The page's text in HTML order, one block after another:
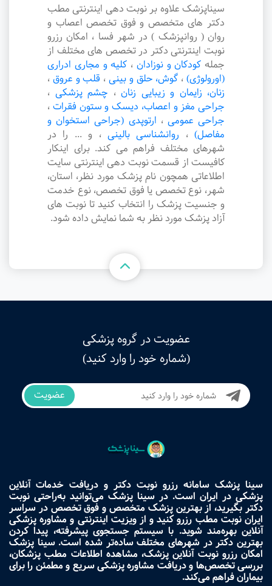
سیناپزشک علاوه بر نوبت دهی اینترنتی مطب
دکتر های متخصص و فوق تخصص اعصاب و
روان ( روانپزشک ) در شهر فسا ، امکان رزرو
نوبت اینترنتی دکتر در تخصص های مختلف از
جمله کودکان و نوزادان ، کلیه و مجاری ادراری
(اورولوژی) ، گوش، حلق و بینی ، قلب و عروق ،
زنان، زایمان و زیبایی زنان ، چشم پزشکی ،
جراحی مغز و اعصاب، دیسک و ستون فقرات ،
جراحی عمومی ، ارتوپدی (جراحی استخوان و
مفاصل) ، روانشناسی بالینی ، و ... را در
شهرهای مختلف فراهم می کند. برای اینکار
کافیست از قسمت نوبت دهی اینترنتی سایت
اطلاعاتی همچون نام پزشک مورد نظر، استان،
شهر، نوع تخصص یا فوق تخصص، نوع خدمت
و جنسیت پزشک را انتخاب کنید تا نوبت های
آزاد پزشک مورد نظر به شما نمایش داده شود.
عضویت در گروه پزشکی
(شماره خود را وارد کنید)
عضویت
سینا پزشک سامانه رزرو نوبت دکتر و دریافت خدمات آنلاین
پزشکی در ایران است. در سینا پزشک می‌توانید به‌راحتی نوبت
دکتر بگیرید، از بهترین پزشک متخصص و فوق تخصص در سراسر
ایران نوبت مطب رزرو کنید و از ویزیت اینترنتی و مشاوره پزشکی
آنلاین بهره‌مند شوید. با سیستم جستجوی پیشرفته، پیدا کردن
بهترین دکتر در شهرهای مختلف ساده‌تر شده است. سینا پزشک
امکان رزرو نوبت آنلاین پزشک، مشاهده اطلاعات مطب پزشکان،
بررسی تخصص‌ها و دریافت مشاوره پزشکی سریع و مطمئن را برای
بیماران فراهم می‌کند.